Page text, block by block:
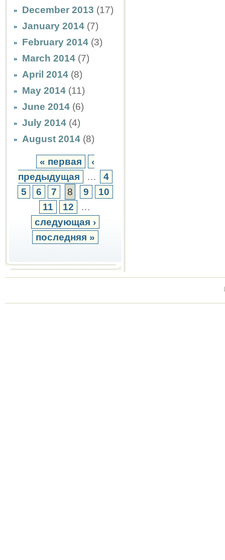
December 2013 (17)
January 2014 (7)
February 2014 (3)
March 2014 (7)
April 2014 (8)
May 2014 (11)
June 2014 (6)
July 2014 (4)
August 2014 (8)
« первая
‹
предыдущая
…
4
5
6 7 8 9
10
11
12
…
следующая ›
последняя »